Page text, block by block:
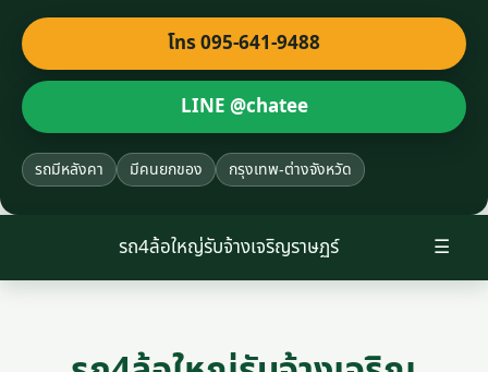
โทร 095-641-9488
LINE @chatee
รถมีหลังคา มีคนยกของ กรุงเทพ-ต่างจังหวัด
☰
รถ4ล้อใหญ่รับจ้างเจริญราษฏร์